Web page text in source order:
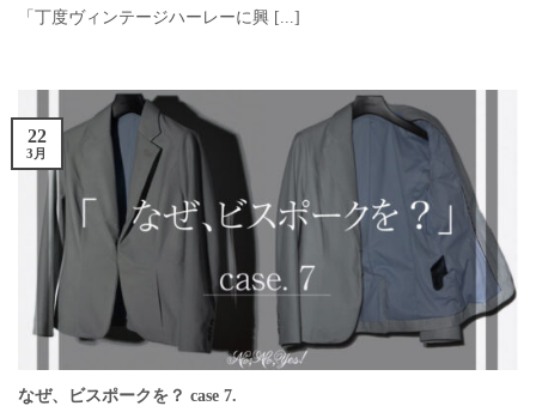
「丁度ヴィンテージハーレーに興 [...]
なぜ、ビスポークを？ case 7.
22
3月